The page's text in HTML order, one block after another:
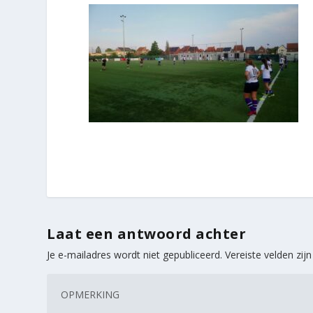
Laat een antwoord achter
Je e-mailadres wordt niet gepubliceerd. Vereiste velden